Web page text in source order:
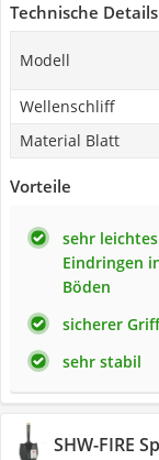
Technische Details
Modell
Wellenschliff
Material Blatt
Vorteile
sehr leichtes
Eindringen
Böden
sicherer Griff
sehr stabil
SHW-FIRE